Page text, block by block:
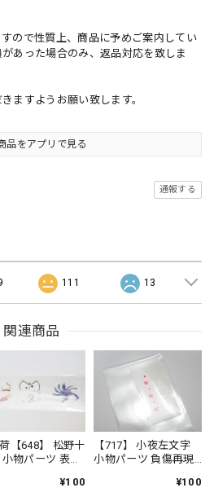
ので性質上、商品に予めご案内してい
あった場合のみ、返品対応を致しま
ますようお願い致します。
品をアプリで見る
通報する
111 13
関連商品
【648】 松野十
物パーツ 表情
¥100
【717】 小夜左文字
小物パーツ 負傷再現
¥100